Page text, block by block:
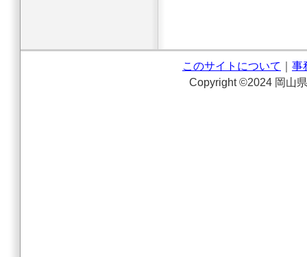
このサイトについて
事
Copyright ©2024 岡山